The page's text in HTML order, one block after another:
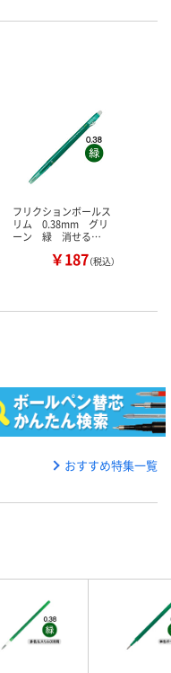
フリクションボールス
リム 0.38mm グリ
ーン 緑 消せる…
￥187（税込）
おすすめ特集一覧